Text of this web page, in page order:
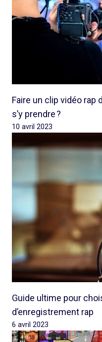
Faire un clip vidéo rap
s’y prendre ?
10 avril 2023
Guide ultime pour
d’enregistrement rap
6 avril 2023